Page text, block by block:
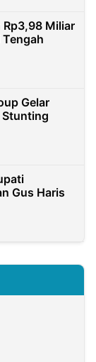
Rp3,98 Miliar
Gelar
Stunting
Gus Haris